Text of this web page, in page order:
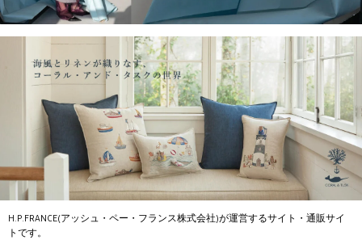
H.P.FRANCE(アッシュ・ペー・フランス株式会社)が運営するサイト・通販サイ
トです。